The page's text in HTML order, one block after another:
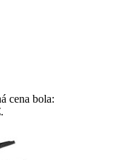
cena bola: